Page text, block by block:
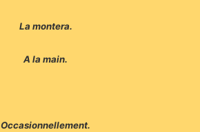
La montera.
A la main.
Occasionnellement.